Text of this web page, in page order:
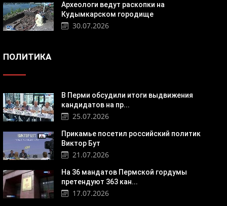
Археологи ведут раскопки на
Кудымкарском городище
30.07.2026
ПОЛИТИКА
В Перми обсудили итоги выдвижения
кандидатов на пр...
25.07.2026
Прикамье посетил российский политик
Виктор Бут
21.07.2026
На 36 мандатов Пермской гордумы
претендуют 363 кан...
17.07.2026